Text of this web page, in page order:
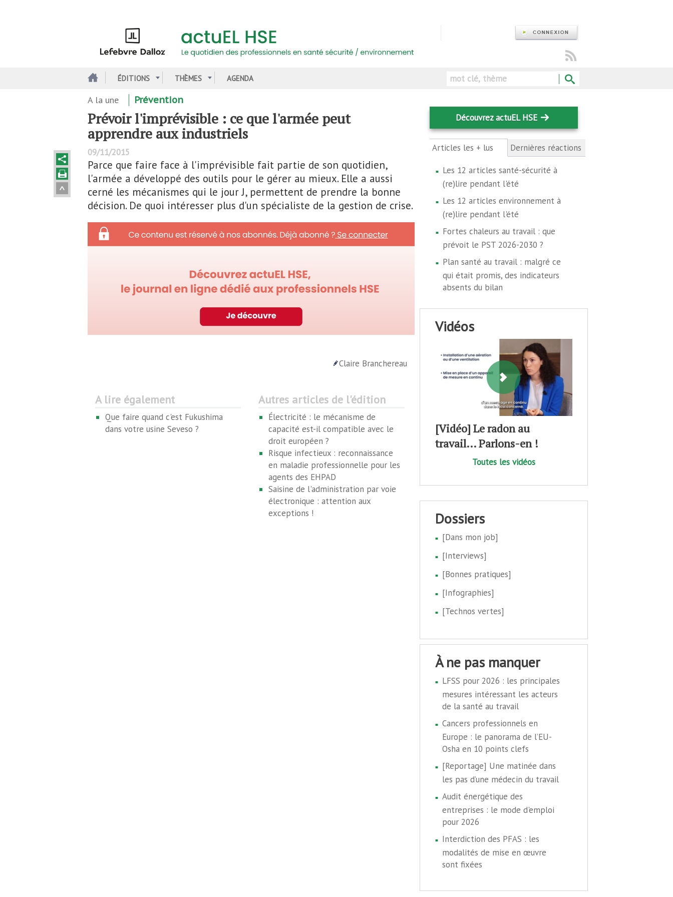
ÉDITIONS THÈMES AGENDA Rechercher
A la une Prévention
Prévoir l'imprévisible : ce que l'armée peut
apprendre aux industriels
09/11/2015
Parce que faire face à l'imprévisible fait partie de son quotidien,
l'armée a développé des outils pour le gérer au mieux. Elle a aussi
cerné les mécanismes qui le jour J, permettent de prendre la bonne
décision. De quoi intéresser plus d'un spécialiste de la gestion de crise.
Claire Branchereau
A lire également
Que faire quand c'est Fukushima
dans votre usine Seveso ?
Autres articles de l'édition
Électricité : le mécanisme de
capacité est-il compatible avec le
droit européen ?
Risque infectieux : reconnaissance
en maladie professionnelle pour les
agents des EHPAD
Saisine de l'administration par voie
électronique : attention aux
exceptions !
Découvrez actuEL HSE
Articles les + lus (onglet
actif)
Dernières réactions
Les 12 articles santé-sécurité à
(re)lire pendant l'été
Les 12 articles environnement à
(re)lire pendant l'été
Fortes chaleurs au travail : que
prévoit le PST 2026-2030 ?
Plan santé au travail : malgré ce
qui était promis, des indicateurs
absents du bilan
vidéos
[Vidéo] Le radon au
travail… Parlons-en !
Toutes les vidéos
dossiers
[Dans mon job]
[Interviews]
[Bonnes pratiques]
[Infographies]
[Technos vertes]
à ne pas manquer
LFSS pour 2026 : les principales
mesures intéressant les acteurs
de la santé au travail
Cancers professionnels en
Europe : le panorama de l’EU-
Osha en 10 points clefs
[Reportage] Une matinée dans
les pas d’une médecin du travail
Audit énergétique des
entreprises : le mode d'emploi
pour 2026
Interdiction des PFAS : les
modalités de mise en œuvre
sont fixées